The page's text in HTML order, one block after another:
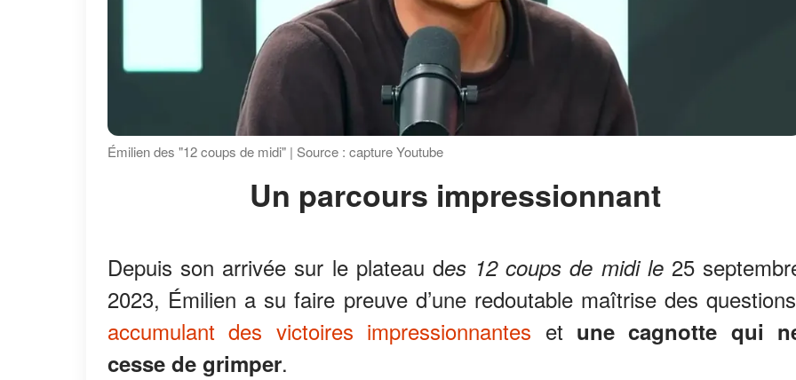
Émilien des "12 coups de midi" | Source : capture Youtube
Un parcours impressionnant
Depuis son arrivée sur le plateau des 12 coups de midi le 25
2023, Émilien a su faire preuve d’une redoutable maîtrise des
accumulant des victoires impressionnantes et une cagnotte qui
cesse de grimper.